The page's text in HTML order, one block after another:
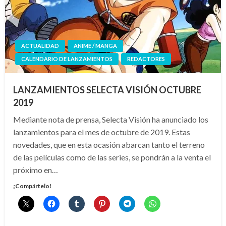
ACTUALIDAD
ANIME / MANGA
CALENDARIO DE LANZAMIENTOS
REDACTORES
LANZAMIENTOS SELECTA VISIÓN OCTUBRE
2019
Mediante nota de prensa, Selecta Visión ha anunciado los
lanzamientos para el mes de octubre de 2019. Estas
novedades, que en esta ocasión abarcan tanto el terreno
de las películas como de las series, se pondrán a la venta el
próximo en…
¡Compártelo!